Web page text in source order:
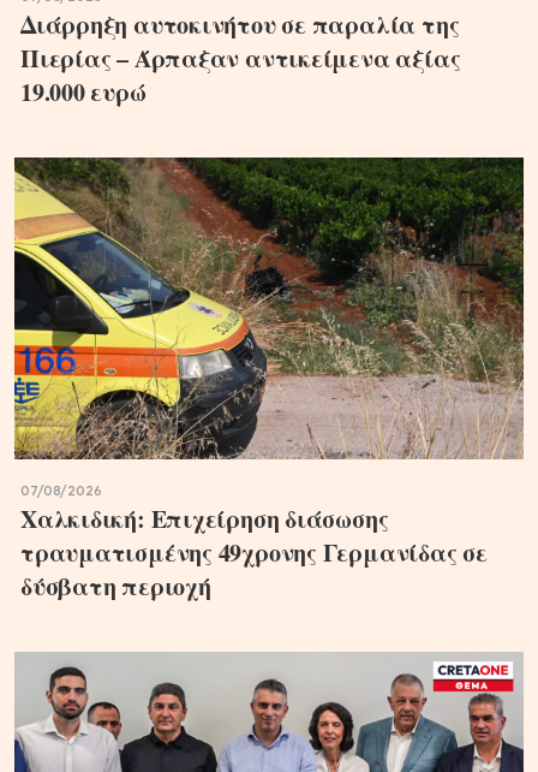
Διάρρηξη αυτοκινήτου σε παραλία της
Πιερίας – Άρπαξαν αντικείμενα αξίας
19.000 ευρώ
07/08/2026
Χαλκιδική: Επιχείρηση διάσωσης
τραυματισμένης 49χρονης Γερμανίδας σε
δύσβατη περιοχή